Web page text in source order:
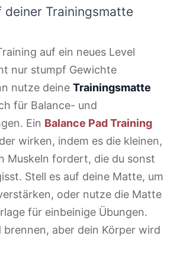
Trainingsmatte
auf ein neues Level
nur stumpf Gewichte
nutze deine Trainingsmatte
für Balance- und
Ein Balance Pad Training
wirken, indem es die kleinen,
Muskeln fordert, die du sonst
Stell es auf deine Matte, um
oder nutze die Matte
für einbeinige Übungen.
brennen, aber dein Körper wird